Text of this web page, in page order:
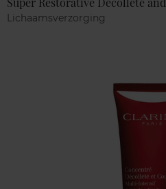
Lichaamsverzorging